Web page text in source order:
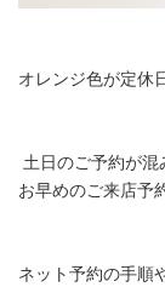
オレンジ色が定休
土日のご予約が混
お早めのご来店予
ネット予約の手順